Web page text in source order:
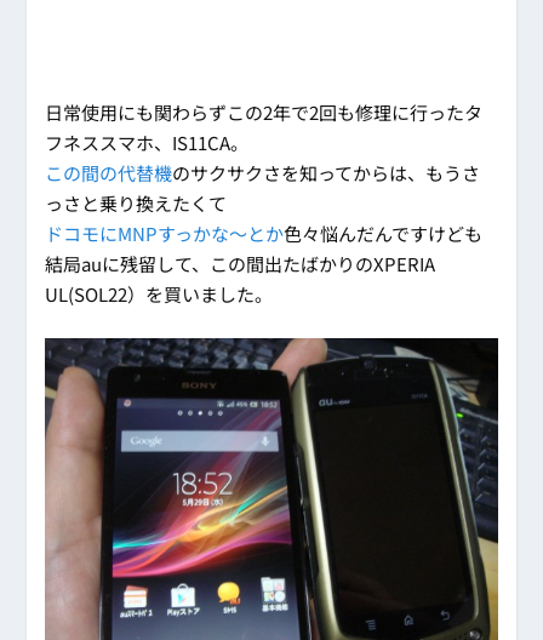
日常使用にも関わらずこの2年で2回も修理に行ったタ
フネススマホ、IS11CA。
この間の代替機のサクサクさを知ってからは、もうさ
っさと乗り換えたくて
ドコモにMNPすっかな～とか色々悩んだんですけども
結局auに残留して、この間出たばかりのXPERIA
UL(SOL22）を買いました。